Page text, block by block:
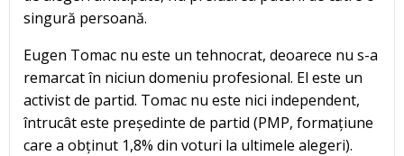
singură persoană.
Eugen Tomac nu este un tehnocrat, deoarece nu s-a
remarcat în niciun domeniu profesional. El este un
activist de partid. Tomac nu este nici independent,
întrucât este președinte de partid (PMP, formațiune
care a obținut 1,8% din voturi la ultimele alegeri).